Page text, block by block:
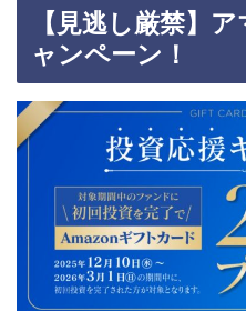
【見逃し厳禁】
ャンペーン！